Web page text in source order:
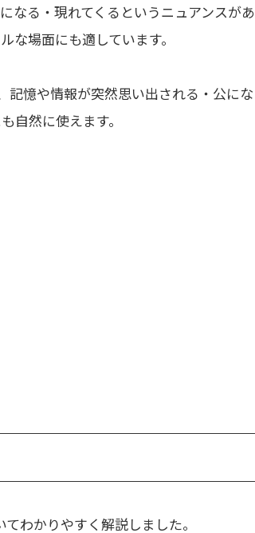
なる・現れてくるというニュアンスがあ
な場面にも適しています。
記憶や情報が突然思い出される・公にな
自然に使えます。
わかりやすく解説しました。